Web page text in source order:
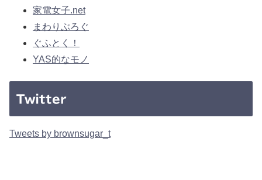
家電女子.net
まわりぶろぐ
ぐふとく！
YAS的なモノ
Twitter
Tweets by brownsugar_t